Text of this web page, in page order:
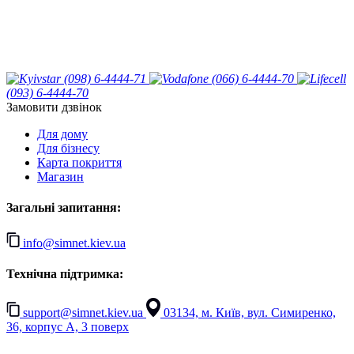
(098) 6-4444-71
(066) 6-4444-70
(093) 6-4444-70
Замовити дзвінок
Для дому
Для бізнесу
Карта покриття
Магазин
Загальні запитання:
info@simnet.kiev.ua
Технічна підтримка:
support@simnet.kiev.ua
03134, м. Київ, вул. Симиренко,
36, корпус А, 3 поверх